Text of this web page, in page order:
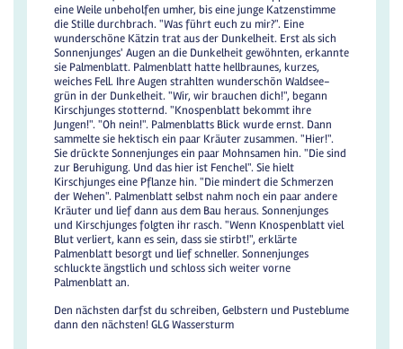
eine Weile unbeholfen umher, bis eine junge Katzenstimme
die Stille durchbrach. "Was führt euch zu mir?". Eine
wunderschöne Kätzin trat aus der Dunkelheit. Erst als sich
Sonnenjunges' Augen an die Dunkelheit gewöhnten, erkannte
sie Palmenblatt. Palmenblatt hatte hellbraunes, kurzes,
weiches Fell. Ihre Augen strahlten wunderschön Waldsee-
grün in der Dunkelheit. "Wir, wir brauchen dich!", begann
Kirschjunges stotternd. "Knospenblatt bekommt ihre
Jungen!". "Oh nein!". Palmenblatts Blick wurde ernst. Dann
sammelte sie hektisch ein paar Kräuter zusammen. "Hier!".
Sie drückte Sonnenjunges ein paar Mohnsamen hin. "Die sind
zur Beruhigung. Und das hier ist Fenchel". Sie hielt
Kirschjunges eine Pflanze hin. "Die mindert die Schmerzen
der Wehen". Palmenblatt selbst nahm noch ein paar andere
Kräuter und lief dann aus dem Bau heraus. Sonnenjunges
und Kirschjunges folgten ihr rasch. "Wenn Knospenblatt viel
Blut verliert, kann es sein, dass sie stirbt!", erklärte
Palmenblatt besorgt und lief schneller. Sonnenjunges
schluckte ängstlich und schloss sich weiter vorne
Palmenblatt an.
Den nächsten darfst du schreiben, Gelbstern und Pusteblume
dann den nächsten! GLG Wassersturm